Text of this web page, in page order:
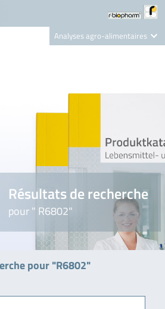
Analyses agro-alimentaires
Nutrition Care
Résultats de recherche
pour " R6802"
pour "R6802"